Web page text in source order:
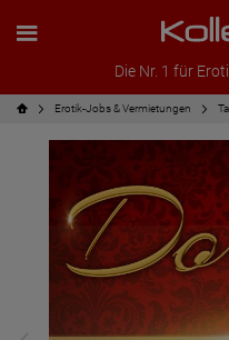
Die Nr. 1 für
Erotik-Jobs & Vermietungen